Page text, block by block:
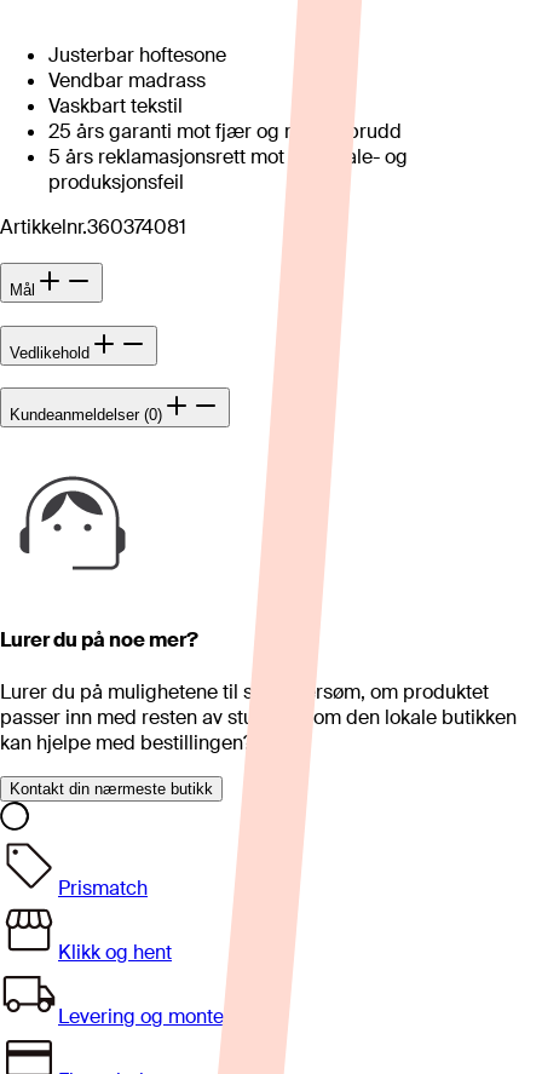
Justerbar hoftesone
Vendbar madrass
Vaskbart tekstil
25 års garanti mot fjær og rammebrudd
5 års reklamasjonsrett mot materiale- og
produksjonsfeil
Artikkelnr.360374081
Mål
Vedlikehold
Kundeanmeldelser (0)
Lurer du på noe mer?
Lurer du på mulighetene til skreddersøm, om produktet
passer inn med resten av stua eller om den lokale butikken
kan hjelpe med bestillingen?
Kontakt din nærmeste butikk
Prismatch
Klikk og hent
Levering og montering